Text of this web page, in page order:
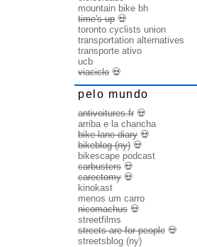
mountain bike bh
time's up 💀
toronto cyclists union
transportation alternatives
transporte ativo
ucb
viaciclo 💀
pelo mundo
antivoitures.fr 💀
arriba e la chancha
bike lane diary 💀
bikeblog (ny) 💀
bikescape podcast
carbusters 💀
carectomy 💀
kinokast
menos um carro
nicomachus 💀
streetfilms
streets are for people 💀
streetsblog (ny)